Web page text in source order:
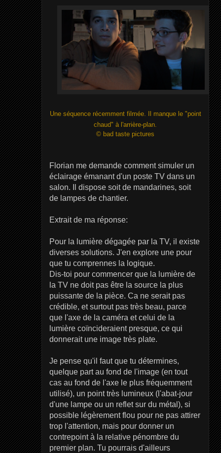
Une séquence récemment filmée. Il manque le "point
chaud" à l'arrière-plan.
© bad taste pictures
Florian me demande comment simuler un
éclairage émanant d'un poste TV dans un
salon. Il dispose soit de mandarines, soit
de lampes de chantier.
Extrait de ma réponse:
Pour la lumière dégagée par la TV, il existe
diverses solutions. J'en explore une pour
que tu comprennes la logique.
Dis-toi pour commencer que la lumière de
la TV ne doit pas être la source la plus
puissante de la pièce. Ca ne serait pas
crédible, et surtout pas très beau, parce
que l'axe de la caméra et celui de la
lumière coïncideraient presque, ce qui
donnerait une image très plate.
Je pense qu'il faut que tu détermines,
quelque part au fond de l'image (en tout
cas au fond de l'axe le plus fréquemment
utilisé), un point très lumineux (l'abat-jour
d'une lampe ou un reflet sur du métal), si
possible légèrement flou pour ne pas attirer
trop l'attention, mais pour donner un
contrepoint à la relative pénombre du
premier plan. Tu pourrais d'ailleurs